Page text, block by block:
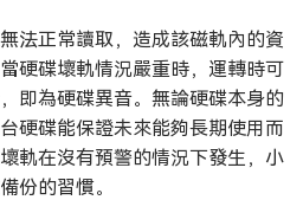
法正常讀取，造成該磁軌內的資
硬碟壞軌情況嚴重時，運轉時可
即為硬碟異音。無論硬碟本身的
硬碟能保證未來能夠長期使用而
軌在沒有預警的情況下發生，小
份的習慣。